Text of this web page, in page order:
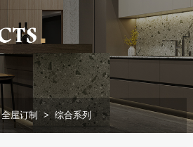
全屋订制 > 综合系列